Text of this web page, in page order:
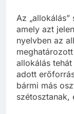
Az
amely azt
nyelvben az
allokálás
adott
bármi más
szétosztanak,